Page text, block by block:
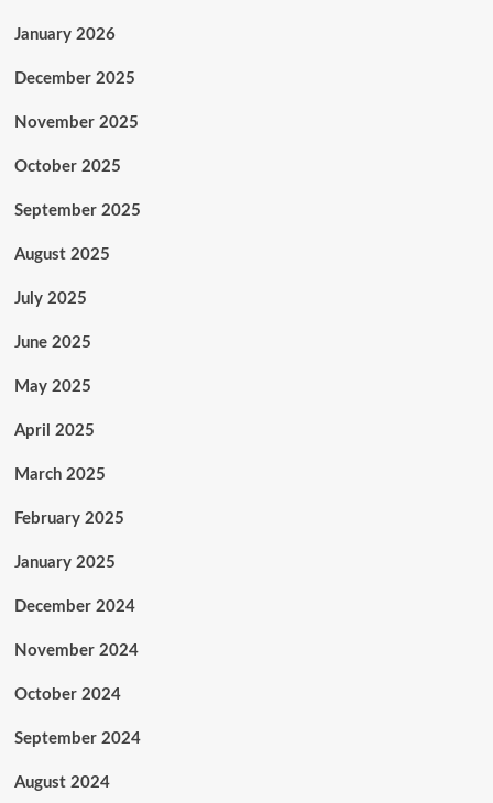
January 2026
December 2025
November 2025
October 2025
September 2025
August 2025
July 2025
June 2025
May 2025
April 2025
March 2025
February 2025
January 2025
December 2024
November 2024
October 2024
September 2024
August 2024